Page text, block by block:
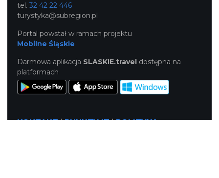
tel. 32 42 22 446
turystyka@subregion.pl
Portal powstał w ramach projektu
Mobilne Śląskie
Darmowa aplikacja SLASKIE.travel dostępna na
platformach
KONTAKT|PUNKTY IT|POLITYKA